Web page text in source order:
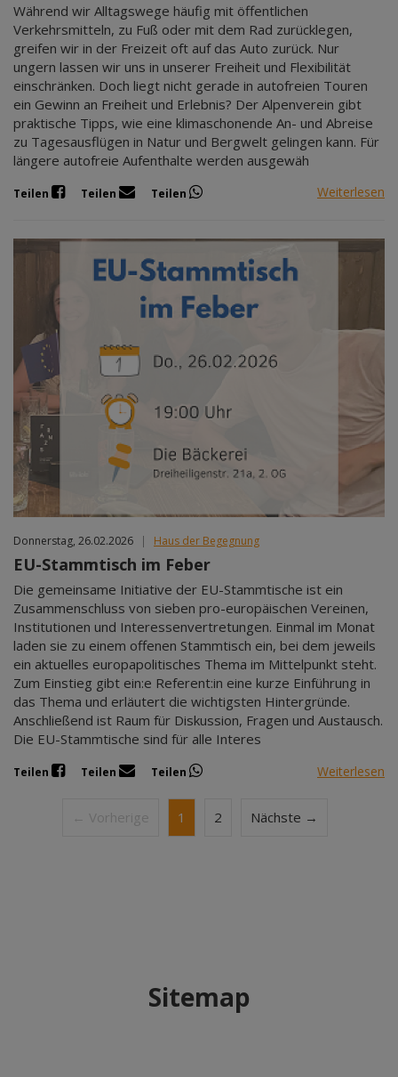
Während wir Alltagswege häufig mit öffentlichen
Verkehrsmitteln, zu Fuß oder mit dem Rad zurücklegen,
greifen wir in der Freizeit oft auf das Auto zurück. Nur
ungern lassen wir uns in unserer Freiheit und Flexibilität
einschränken. Doch liegt nicht gerade in autofreien Touren
ein Gewinn an Freiheit und Erlebnis? Der Alpenverein gibt
praktische Tipps, wie eine klimaschonende An- und Abreise
zu Tagesausflügen in Natur und Bergwelt gelingen kann. Für
längere autofreie Aufenthalte werden ausgewäh
Teilen Teilen Teilen Weiterlesen
Donnerstag, 26.02.2026 Haus der Begegnung
EU-Stammtisch im Feber
Die gemeinsame Initiative der EU-Stammtische ist ein
Zusammenschluss von sieben pro-europäischen Vereinen,
Institutionen und Interessenvertretungen. Einmal im Monat
laden sie zu einem offenen Stammtisch ein, bei dem jeweils
ein aktuelles europapolitisches Thema im Mittelpunkt steht.
Zum Einstieg gibt ein:e Referent:in eine kurze Einführung in
das Thema und erläutert die wichtigsten Hintergründe.
Anschließend ist Raum für Diskussion, Fragen und Austausch.
Die EU-Stammtische sind für alle Interes
Teilen Teilen Teilen Weiterlesen
← Vorherige 1 2 Nächste →
Sitemap